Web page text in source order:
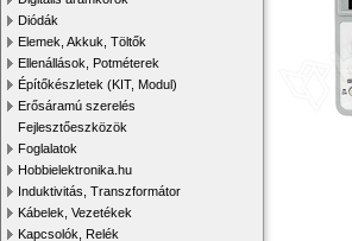
Diódák
Elemek, Akkuk, Töltők
Ellenállások, Potméterek
Építőkészletek (KIT, Modul)
Erősáramú szerelés
Fejlesztőeszközök
Foglalatok
Hobbielektronika.hu
Induktivitás, Transzformátor
Kábelek, Vezetékek
Kapcsolók, Relék